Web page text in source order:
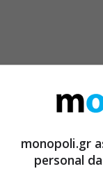
monopoli.gr
personal